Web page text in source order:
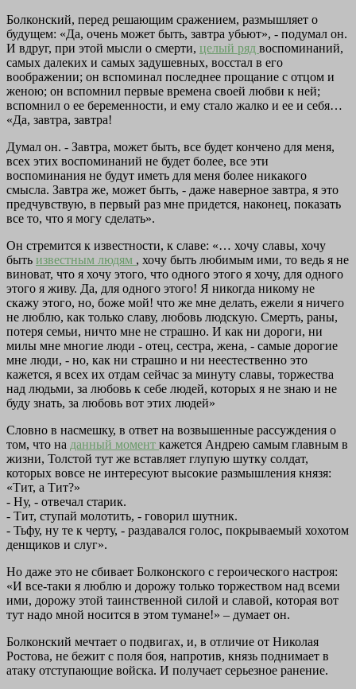
Болконский, перед решающим сражением, размышляет о
будущем: «Да, очень может быть, завтра убьют», - подумал он.
И вдруг, при этой мысли о смерти, целый ряд воспоминаний,
самых далеких и самых задушевных, восстал в его
воображении; он вспоминал последнее прощание с отцом и
женою; он вспомнил первые времена своей любви к ней;
вспомнил о ее беременности, и ему стало жалко и ее и себя…
«Да, завтра, завтра!
Думал он. - Завтра, может быть, все будет кончено для меня,
всех этих воспоминаний не будет более, все эти
воспоминания не будут иметь для меня более никакого
смысла. Завтра же, может быть, - даже наверное завтра, я это
предчувствую, в первый раз мне придется, наконец, показать
все то, что я могу сделать».
Он стремится к известности, к славе: «… хочу славы, хочу
быть известным людям , хочу быть любимым ими, то ведь я не
виноват, что я хочу этого, что одного этого я хочу, для одного
этого я живу. Да, для одного этого! Я никогда никому не
скажу этого, но, боже мой! что же мне делать, ежели я ничего
не люблю, как только славу, любовь людскую. Смерть, раны,
потеря семьи, ничто мне не страшно. И как ни дороги, ни
милы мне многие люди - отец, сестра, жена, - самые дорогие
мне люди, - но, как ни страшно и ни неестественно это
кажется, я всех их отдам сейчас за минуту славы, торжества
над людьми, за любовь к себе людей, которых я не знаю и не
буду знать, за любовь вот этих людей»
Словно в насмешку, в ответ на возвышенные рассуждения о
том, что на данный момент кажется Андрею самым главным в
жизни, Толстой тут же вставляет глупую шутку солдат,
которых вовсе не интересуют высокие размышления князя:
«Тит, а Тит?»
- Ну, - отвечал старик.
- Тит, ступай молотить, - говорил шутник.
- Тьфу, ну те к черту, - раздавался голос, покрываемый хохотом
денщиков и слуг».
Но даже это не сбивает Болконского с героического настроя:
«И все-таки я люблю и дорожу только торжеством над всеми
ими, дорожу этой таинственной силой и славой, которая вот
тут надо мной носится в этом тумане!» – думает он.
Болконский мечтает о подвигах, и, в отличие от Николая
Ростова, не бежит с поля боя, напротив, князь поднимает в
атаку отступающие войска. И получает серьезное ранение.